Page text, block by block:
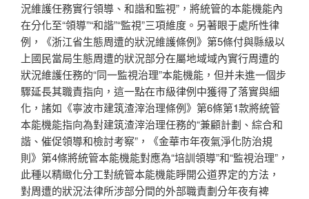
況維護任務實行領導、和諧和監視”，將統管的本能機能內
在分化至“領導”“和諧”“監視”三項維度。另著眼于處所性律
例，《浙江省生態周遭的狀況維護條例》第5條付與縣級以
上國民當局生態周遭的狀況部分在屬地域域內實行周遭的
狀況維護任務的“同一監視治理”本能機能，但并未進一個步
驟延長其職責指向，這一點在市級律例中獲得了落實與細
化，諸如《寧波市建筑渣滓治理條例》第6條第1款將統管
本能機能指向為對建筑渣滓治理任務的“兼顧計劃、綜合和
諧、催促領導和檢討考察”，《金華市年夜氣淨化防治規
則》第4條將統管本能機能對應為“培訓領導”和“監視治理”，
此種以精緻化分工對統管本能機能睜開公道界定的方法，
對周遭的狀況法律所涉部分間的外部職責劃分年夜有裨